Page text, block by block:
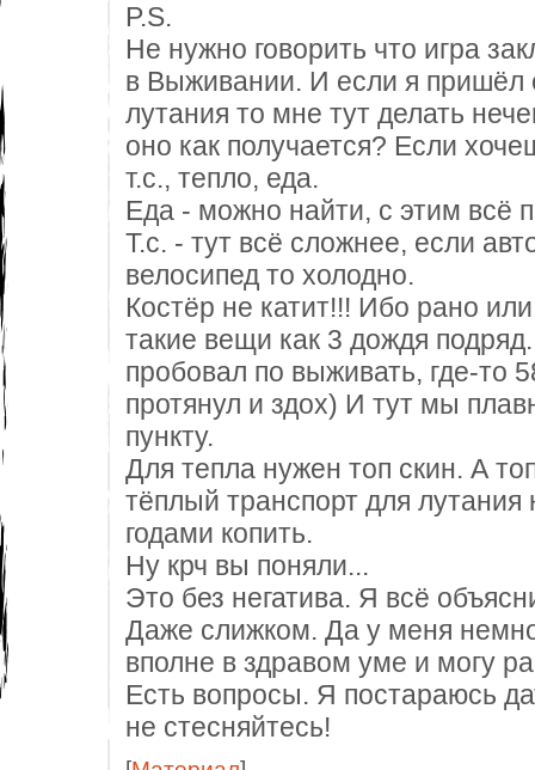
P.S.
Не нужно говорить что игра
в Выживании. И если я пришёл
лутания то мне тут делать
оно как получается? Если
т.с., тепло, еда.
Еда - можно найти, c этим всё
Т.с. - тут всё сложнее, если
велосипед то холодно.
Костёр не катит!!! Ибо рано
такие вещи как 3 дождя
пробовал по выживать, где-то
протянул и здох) И тут мы
пункту.
Для тепла нужен топ скин. А
тёплый транспорт для
годами копить.
Ну крч вы поняли...
Это без негатива. Я всё
Даже слижком. Да у меня
вполне в здравом уме и могу
Есть вопросы. Я постараюсь
не стесняйтесь!